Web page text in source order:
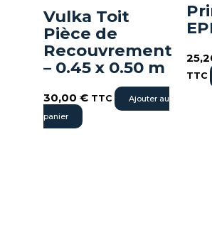
Vulka Toit
Pièce de
Recouvrement
– 0.45 x 0.50 m
30,00€ TTC
Ajouter au
panier
TTC